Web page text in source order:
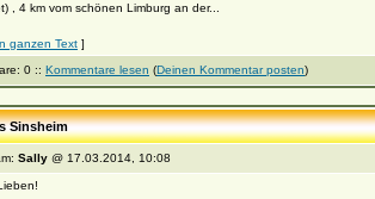
, 4 km vom schönen Limburg an der...
ganzen Text ]
0 :: Kommentare lesen (Deinen Kommentar posten)
Sinsheim
Sally @ 17.03.2014, 10:08